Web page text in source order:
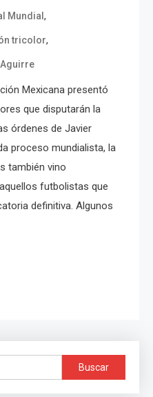
Mundial ,
tricolor,
Mexicana presentó
que disputarán la
órdenes de Javier
proceso mundialista, la
también vino
futbolistas que
definitiva. Algunos
Buscar: